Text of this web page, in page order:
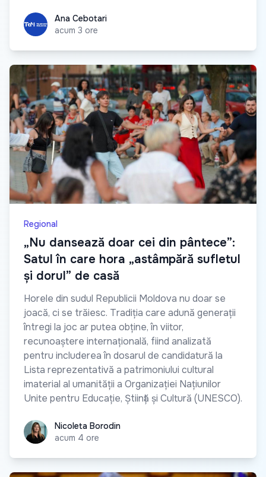
Ana CebotariAna Cebotari
acum 3 ore
Regional
„Nu dansează doar cei din pântece”:
Satul în care hora „astâmpără sufletul
și dorul” de casă
Horele din sudul Republicii Moldova nu doar se
joacă, ci se trăiesc. Tradiția care adună generații
întregi la joc ar putea obține, în viitor,
recunoaștere internațională, fiind analizată
pentru includerea în dosarul de candidatură la
Lista reprezentativă a patrimoniului cultural
imaterial al umanității a Organizației Națiunilor
Unite pentru Educație, Știință și Cultură (UNESCO).
Nicoleta Borodin
Nicoleta Borodin
acum 4 ore